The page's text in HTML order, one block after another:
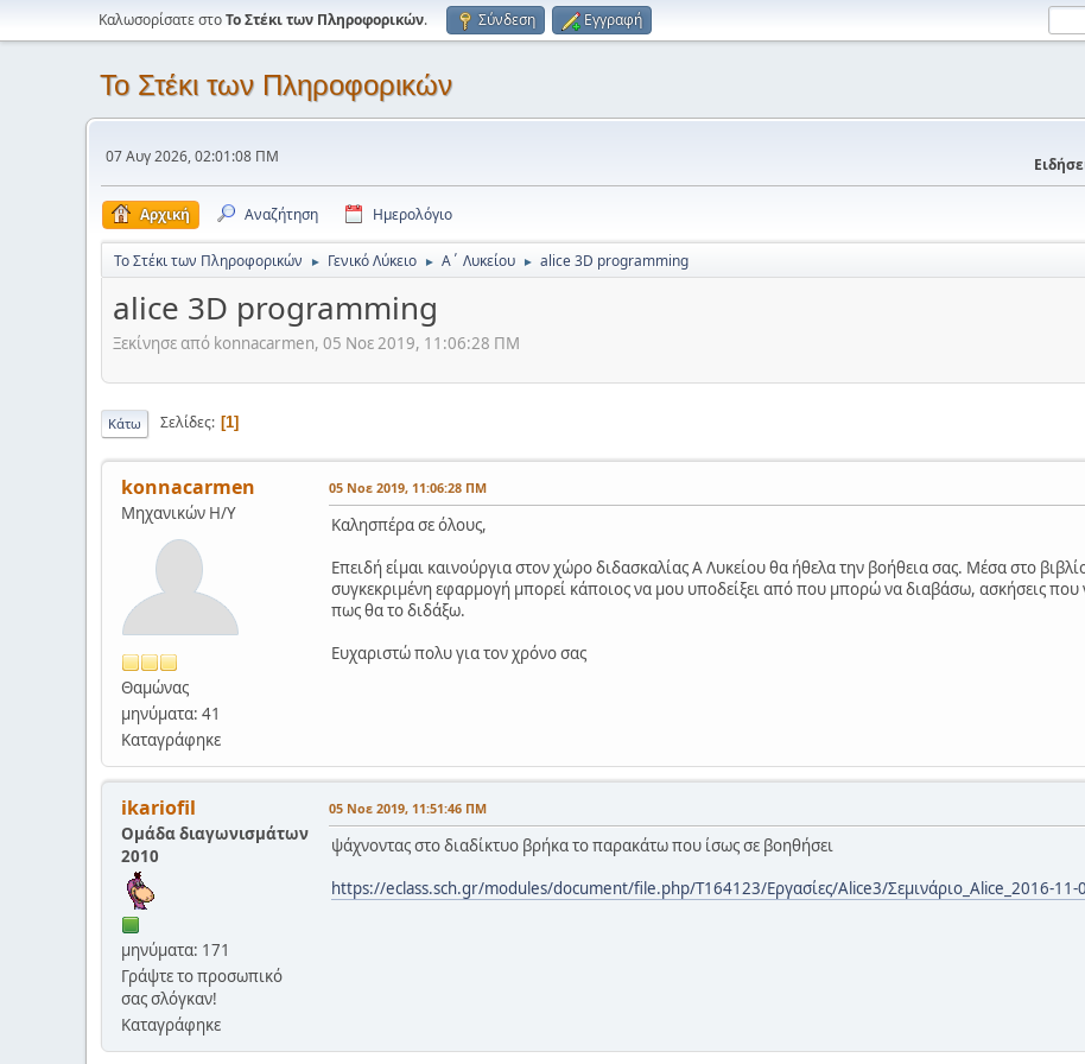
Καλωσορίσατε στοΤο Στέκι των Πληροφορικών. Σύνδεση Εγγραφή
Το Στέκι των Πληροφορικών
07 Αυγ 2026, 02:01:08 ΠΜ
Αρχική Αναζήτηση Ημερολόγιο
Το Στέκι των Πληροφορικών ► Γενικό Λύκειο ► Α΄ Λυκείου ► alice 3D programming
alice 3D programming
Ξεκίνησε από konnacarmen, 05 Νοε 2019, 11:06:28 ΠΜ
Κάτω Σελίδες 1
konnacarmen
Μηχανικών Η/Υ
Θαμώνας
μηνύματα: 41
Καταγράφηκε
05 Νοε 2019, 11:06:28 ΠΜ
Καλησπέρα σε όλους,
Επειδή είμαι καινούργια στον χώρο διδασκαλίας Α Λυκείου θα ήθελα την βοήθεια σας. Μέσα στο
συγκεκριμένη εφαρμογή μπορεί κάποιος να μου υποδείξει από που μπορώ να διαβάσω, ασκήσεις που
πως θα το διδάξω.
Ευχαριστώ πολυ για τον χρόνο σας
ikariofil
Ομάδα διαγωνισμάτων
2010
μηνύματα: 171
Γράψτε το προσωπικό
σας σλόγκαν!
Καταγράφηκε
05 Νοε 2019, 11:51:46 ΠΜ
ψάχνοντας στο διαδίκτυο βρήκα το παρακάτω που ίσως σε βοηθήσει
https://eclass.sch.gr/modules/document/file.php/T164123/Εργασίες/Alice3/Σεμινάριο_Alice_2016-